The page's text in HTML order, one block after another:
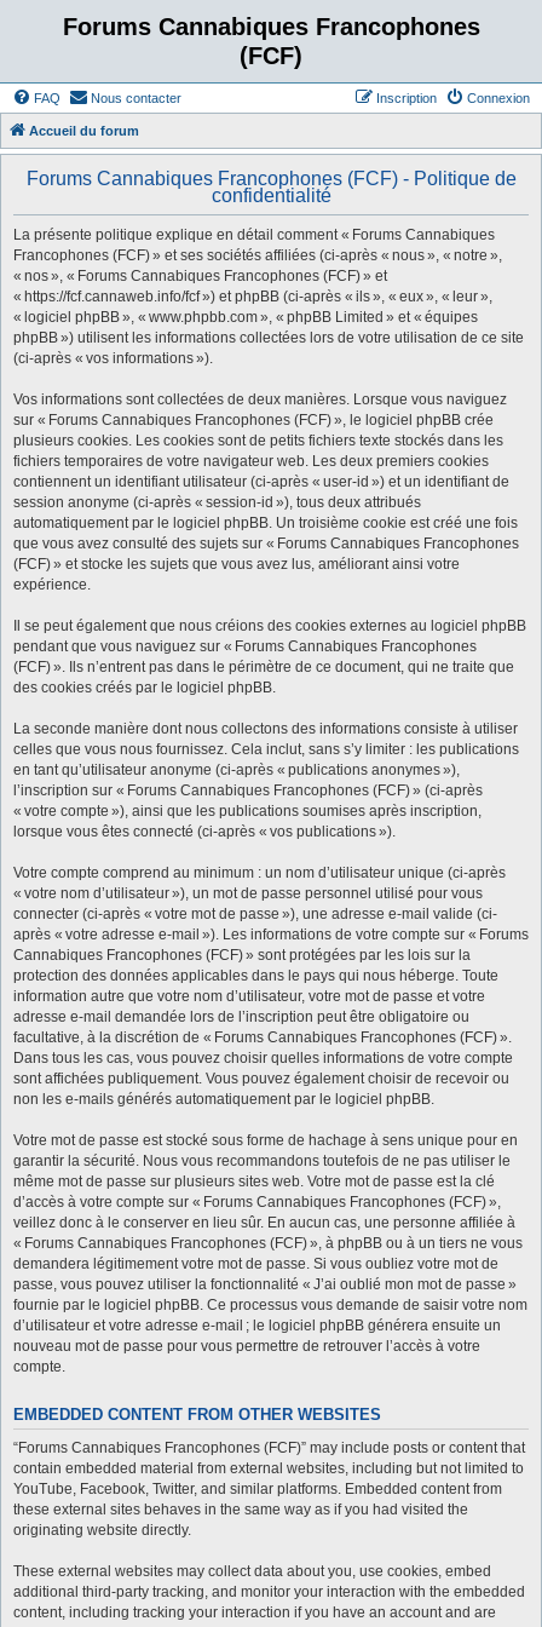
Forums Cannabiques Francophones
(FCF)
FAQ Nous contacter Connexion
Inscription
Accueil du forum
Forums Cannabiques Francophones (FCF) - Politique de
confidentialité
La présente politique explique en détail comment « Forums Cannabiques
Francophones (FCF) » et ses sociétés affiliées (ci-après « nous », « notre »,
« nos », « Forums Cannabiques Francophones (FCF) » et
« https://fcf.cannaweb.info/fcf ») et phpBB (ci-après « ils », « eux », « leur »,
« logiciel phpBB », « www.phpbb.com », « phpBB Limited » et « équipes
phpBB ») utilisent les informations collectées lors de votre utilisation de ce site
(ci-après « vos informations »).
Vos informations sont collectées de deux manières. Lorsque vous naviguez
sur « Forums Cannabiques Francophones (FCF) », le logiciel phpBB crée
plusieurs cookies. Les cookies sont de petits fichiers texte stockés dans les
fichiers temporaires de votre navigateur web. Les deux premiers cookies
contiennent un identifiant utilisateur (ci-après « user-id ») et un identifiant de
session anonyme (ci-après « session-id »), tous deux attribués
automatiquement par le logiciel phpBB. Un troisième cookie est créé une fois
que vous avez consulté des sujets sur « Forums Cannabiques Francophones
(FCF) » et stocke les sujets que vous avez lus, améliorant ainsi votre
expérience.
Il se peut également que nous créions des cookies externes au logiciel phpBB
pendant que vous naviguez sur « Forums Cannabiques Francophones
(FCF) ». Ils n’entrent pas dans le périmètre de ce document, qui ne traite que
des cookies créés par le logiciel phpBB.
La seconde manière dont nous collectons des informations consiste à utiliser
celles que vous nous fournissez. Cela inclut, sans s’y limiter : les publications
en tant qu’utilisateur anonyme (ci-après « publications anonymes »),
l’inscription sur « Forums Cannabiques Francophones (FCF) » (ci-après
« votre compte »), ainsi que les publications soumises après inscription,
lorsque vous êtes connecté (ci-après « vos publications »).
Votre compte comprend au minimum : un nom d’utilisateur unique (ci-après
« votre nom d’utilisateur »), un mot de passe personnel utilisé pour vous
connecter (ci-après « votre mot de passe »), une adresse e-mail valide (ci-
après « votre adresse e-mail »). Les informations de votre compte sur « Forums
Cannabiques Francophones (FCF) » sont protégées par les lois sur la
protection des données applicables dans le pays qui nous héberge. Toute
information autre que votre nom d’utilisateur, votre mot de passe et votre
adresse e-mail demandée lors de l’inscription peut être obligatoire ou
facultative, à la discrétion de « Forums Cannabiques Francophones (FCF) ».
Dans tous les cas, vous pouvez choisir quelles informations de votre compte
sont affichées publiquement. Vous pouvez également choisir de recevoir ou
non les e-mails générés automatiquement par le logiciel phpBB.
Votre mot de passe est stocké sous forme de hachage à sens unique pour en
garantir la sécurité. Nous vous recommandons toutefois de ne pas utiliser le
même mot de passe sur plusieurs sites web. Votre mot de passe est la clé
d’accès à votre compte sur « Forums Cannabiques Francophones (FCF) »,
veillez donc à le conserver en lieu sûr. En aucun cas, une personne affiliée à
« Forums Cannabiques Francophones (FCF) », à phpBB ou à un tiers ne vous
demandera légitimement votre mot de passe. Si vous oubliez votre mot de
passe, vous pouvez utiliser la fonctionnalité « J’ai oublié mon mot de passe »
fournie par le logiciel phpBB. Ce processus vous demande de saisir votre nom
d’utilisateur et votre adresse e-mail ; le logiciel phpBB générera ensuite un
nouveau mot de passe pour vous permettre de retrouver l’accès à votre
compte.
EMBEDDED CONTENT FROM OTHER WEBSITES
“Forums Cannabiques Francophones (FCF)” may include posts or content that
contain embedded material from external websites, including but not limited to
YouTube, Facebook, Twitter, and similar platforms. Embedded content from
these external sites behaves in the same way as if you had visited the
originating website directly.
These external websites may collect data about you, use cookies, embed
additional third-party tracking, and monitor your interaction with the embedded
content, including tracking your interaction if you have an account and are